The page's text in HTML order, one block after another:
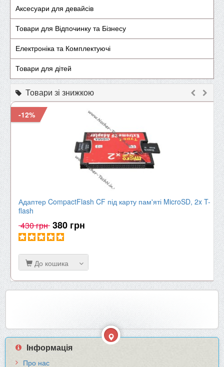
Аксесуари для девайсів
Товари для Відпочинку та Бізнесу
Електроніка та Комплектуючі
Товари для дітей
Товари зі знижкою
-12%
Адаптер CompactFlash CF під карту пам'яті MicroSD, 2x T-
flash
430 грн 380 грн
До кошика
Інформація
Про нас